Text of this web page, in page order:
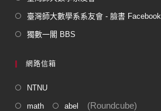
臺灣師大數學系系友會 - 臉書 Facebook
獨數一閣 BBS
網路信箱
NTNU
math abel (Roundcube)